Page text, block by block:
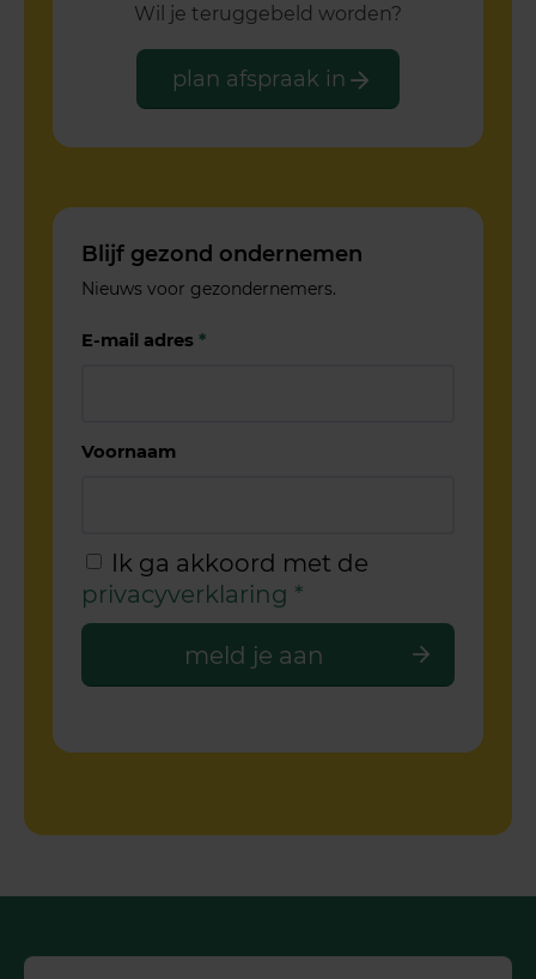
Wil je teruggebeld worden?
plan afspraak in
Blijf gezond ondernemen
Nieuws voor gezondernemers.
E-mail adres*
Voornaam
Ik ga akkoord met de
privacyverklaring *